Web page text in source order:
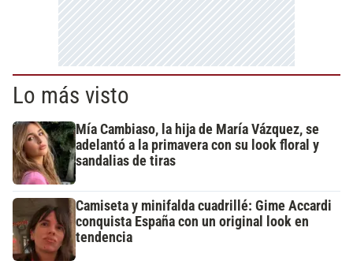
Lo más visto
Mía Cambiaso, la hija de María Vázquez, se
adelantó a la primavera con su look floral y
sandalias de tiras
Camiseta y minifalda cuadrillé: Gime Accardi
conquista España con un original look en
tendencia